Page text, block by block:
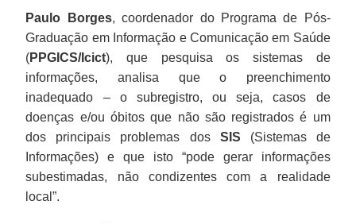
Paulo Borges, coordenador do Programa de Pós-
Graduação em Informação e Comunicação em Saúde
(PPGICS/Icict), que pesquisa os sistemas de
informações, analisa que o preenchimento
inadequado – o subregistro, ou seja, casos de
doenças e/ou óbitos que não são registrados é um
dos principais problemas dos SIS (Sistemas de
Informações) e que isto “pode gerar informações
subestimadas, não condizentes com a realidade
local”.